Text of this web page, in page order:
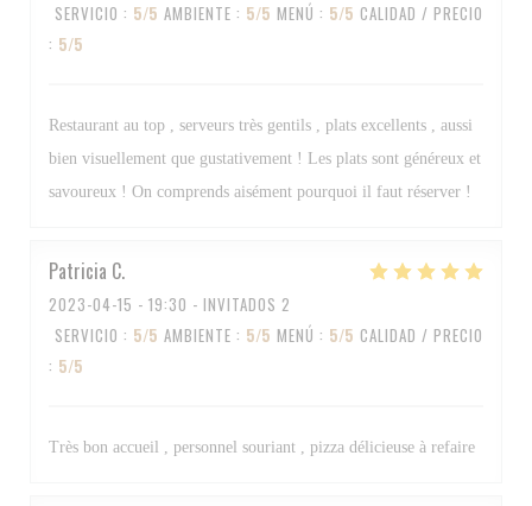
SERVICIO : 5/5 AMBIENTE : 5/5 MENÚ : 5/5 CALIDAD / PRECIO
: 5/5
Restaurant au top , serveurs très gentils , plats excellents , aussi
bien visuellement que gustativement ! Les plats sont généreux et
savoureux ! On comprends aisément pourquoi il faut réserver !
Patricia C
2023-04-15 - 19:30 - INVITADOS 2
SERVICIO : 5/5 AMBIENTE : 5/5 MENÚ : 5/5 CALIDAD / PRECIO
: 5/5
Très bon accueil , personnel souriant , pizza délicieuse à refaire